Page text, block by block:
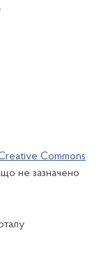
Commons
не зазначено